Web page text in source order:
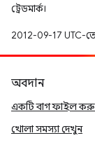
ট্রেডমার্ক।
2012-09-17 UTC-
অবদান
একটি বাগ ফাইল
খোলা সমস্যা দেখুন